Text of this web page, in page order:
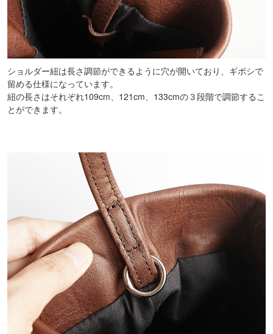
ショルダー紐は長さ調節ができるように穴が開いており、ギボシで
留める仕様になっています。
紐の長さはそれぞれ109cm、121cm、133cmの３段階で調節するこ
とができます。